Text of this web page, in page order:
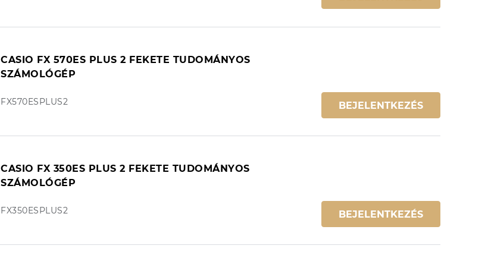
CASIO FX 570ES PLUS 2 FEKETE TUDOMÁNYOS
SZÁMOLÓGÉP
FX570ESPLUS2 BEJELENTKEZÉS
CASIO FX 350ES PLUS 2 FEKETE TUDOMÁNYOS
SZÁMOLÓGÉP
FX350ESPLUS2 BEJELENTKEZÉS